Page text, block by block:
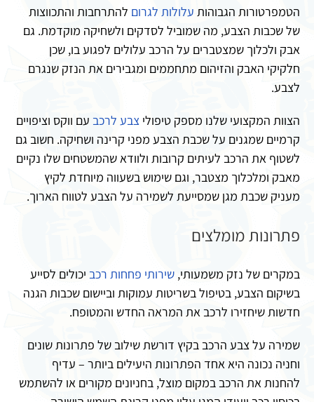
הטמפרטורות הגבוהות עלולות לגרום להתרחבות והתכווצות
של שכבות הצבע, מה שמוביל לסדקים ולשחיקה מוקדמת. גם
אבק ולכלוך שמצטברים על הרכב עלולים לפגוע בו, שכן
חלקיקי האבק והזיהום מתחממים ומגבירים את הנזק שנגרם
לצבע.
הצוות המקצועי שלנו מספק טיפולי צבע לרכב עם ווקס וציפויים
קרמיים שמגנים על שכבת הצבע מפני קרינה ושחיקה. חשוב גם
לשטוף את הרכב לעיתים קרובות ולוודא שהמשטחים שלו נקיים
מאבק ומלכלוך מצטבר, וגם שימוש בשעווה מיוחדת לקיץ
מעניק שכבת מגן שמסייעת לשמירה על הצבע לטווח הארוך.
פתרונות מומלצים
במקרים של נזק משמעותי, שירותי פחחות רכב יכולים לסייע
בשיקום הצבע, בטיפול בשריטות עמוקות וביישום שכבות הגנה
חדשות שיחזירו לרכב את המראה החדש והמטופח.
שמירה על צבע הרכב בקיץ דורשת שילוב של פתרונות שונים
וחניה נכונה היא אחד הפתרונות היעילים ביותר – עדיף
להחנות את הרכב במקום מוצל, בחניונים מקורים או להשתמש